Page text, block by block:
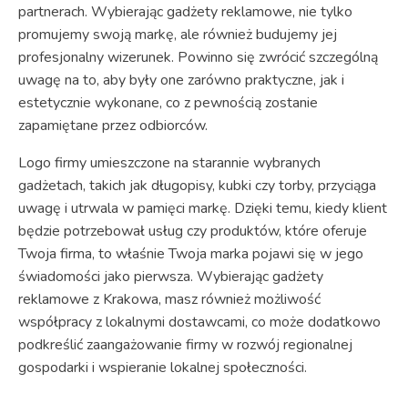
partnerach. Wybierając gadżety reklamowe, nie tylko
promujemy swoją markę, ale również budujemy jej
profesjonalny wizerunek. Powinno się zwrócić szczególną
uwagę na to, aby były one zarówno praktyczne, jak i
estetycznie wykonane, co z pewnością zostanie
zapamiętane przez odbiorców.
Logo firmy umieszczone na starannie wybranych
gadżetach, takich jak długopisy, kubki czy torby, przyciąga
uwagę i utrwala w pamięci markę. Dzięki temu, kiedy klient
będzie potrzebował usług czy produktów, które oferuje
Twoja firma, to właśnie Twoja marka pojawi się w jego
świadomości jako pierwsza. Wybierając gadżety
reklamowe z Krakowa, masz również możliwość
współpracy z lokalnymi dostawcami, co może dodatkowo
podkreślić zaangażowanie firmy w rozwój regionalnej
gospodarki i wspieranie lokalnej społeczności.